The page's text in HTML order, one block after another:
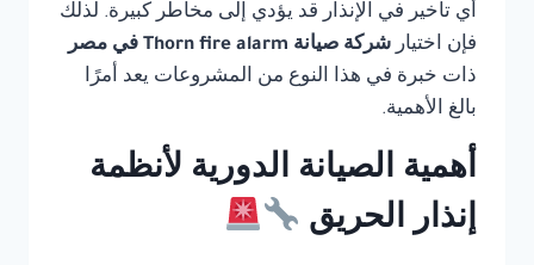
أي تأخير في الإنذار قد يؤدي إلى مخاطر كبيرة. لذلك
فإن اختيار شركة صيانة Thorn fire alarm في مصر
ذات خبرة في هذا النوع من المشروعات يعد أمرًا
بالغ الأهمية.
أهمية الصيانة الدورية لأنظمة
إنذار الحريق